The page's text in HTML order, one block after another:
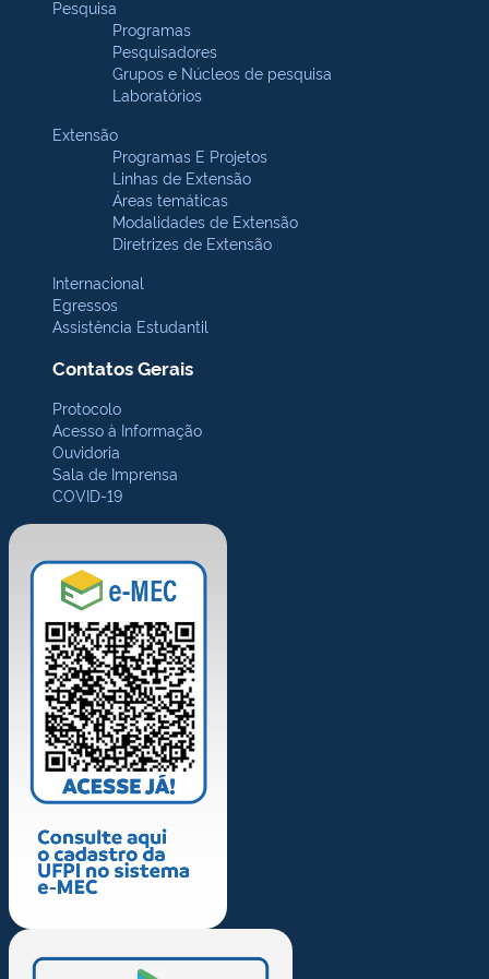
Pesquisa
Programas
Pesquisadores
Grupos e Núcleos de pesquisa
Laboratórios
Extensão
Programas E Projetos
Linhas de Extensão
Áreas temáticas
Modalidades de Extensão
Diretrizes de Extensão
Internacional
Egressos
Assistência Estudantil
Contatos Gerais
Protocolo
Acesso à Informação
Ouvidoria
Sala de Imprensa
COVID-19